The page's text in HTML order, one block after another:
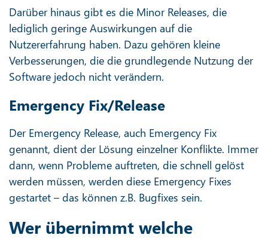
Darüber hinaus gibt es die Minor Releases, die
lediglich geringe Auswirkungen auf die
Nutzererfahrung haben. Dazu gehören kleine
Verbesserungen, die die grundlegende Nutzung der
Software jedoch nicht verändern.
Emergency Fix/Release
Der Emergency Release, auch Emergency Fix
genannt, dient der Lösung einzelner Konflikte. Immer
dann, wenn Probleme auftreten, die schnell gelöst
werden müssen, werden diese Emergency Fixes
gestartet – das können z.B. Bugfixes sein.
Wer übernimmt welche